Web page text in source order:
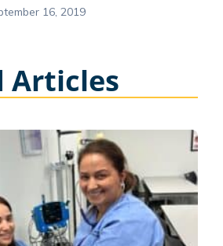
16, 2019
Articles